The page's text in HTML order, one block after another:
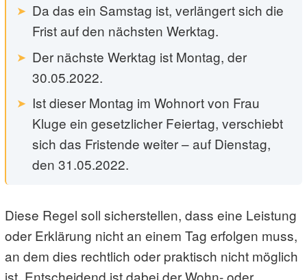
Da das ein Samstag ist, verlängert sich die
Frist auf den nächsten Werktag.
Der nächste Werktag ist Montag, der
30.05.2022.
Ist dieser Montag im Wohnort von Frau
Kluge ein gesetzlicher Feiertag, verschiebt
sich das Fristende weiter – auf Dienstag,
den 31.05.2022.
Diese Regel soll sicherstellen, dass eine Leistung
oder Erklärung nicht an einem Tag erfolgen muss,
an dem dies rechtlich oder praktisch nicht möglich
ist. Entscheidend ist dabei der Wohn- oder